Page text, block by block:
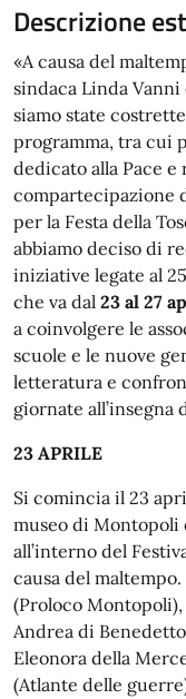
Descrizione
«A causa del
sindaca Linda Vanni
siamo state
programma, tra cui
dedicato alla Pace e
compartecipazione
per la Festa della
abbiamo deciso di
iniziative legate al
che va dal 23 al 27
a coinvolgere le
scuole e le nuove
letteratura e
giornate all’insegna
23 APRILE
Si comincia il 23
museo di Montopoli
all’interno del
causa del
(Proloco
Andrea di
Eleonora della
(Atlante delle